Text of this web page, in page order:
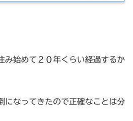
み始めて２０年くらい経過するか
になってきたので正確なことは分